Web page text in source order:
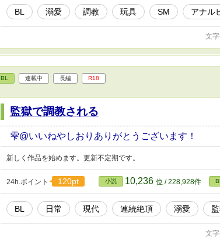
BL 溺愛 調教 玩具 SM アナル
文
BL 連載中 長編 R18
監獄で調教される
雫@いいねやしおりありがとうございます！
新しく作品を始めます。更新不定期です。
24h.ポイント 120pt 小説 10,236 位 / 228,928件 BL
BL 日常 現代 連続絶頂 溺愛
文